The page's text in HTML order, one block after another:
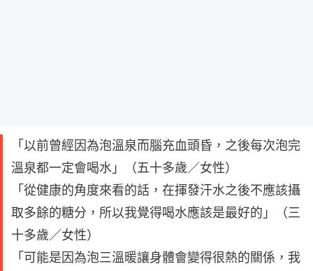
「以前曾經因為泡溫泉而腦充血頭昏，之後每次泡完
溫泉都一定會喝水」（五十多歲／女性）
「從健康的角度來看的話，在揮發汗水之後不應該攝
取多餘的糖分，所以我覺得喝水應該是最好的」（三
十多歲／女性）
「可能是因為泡三溫暖讓身體會變得很熱的關係，我